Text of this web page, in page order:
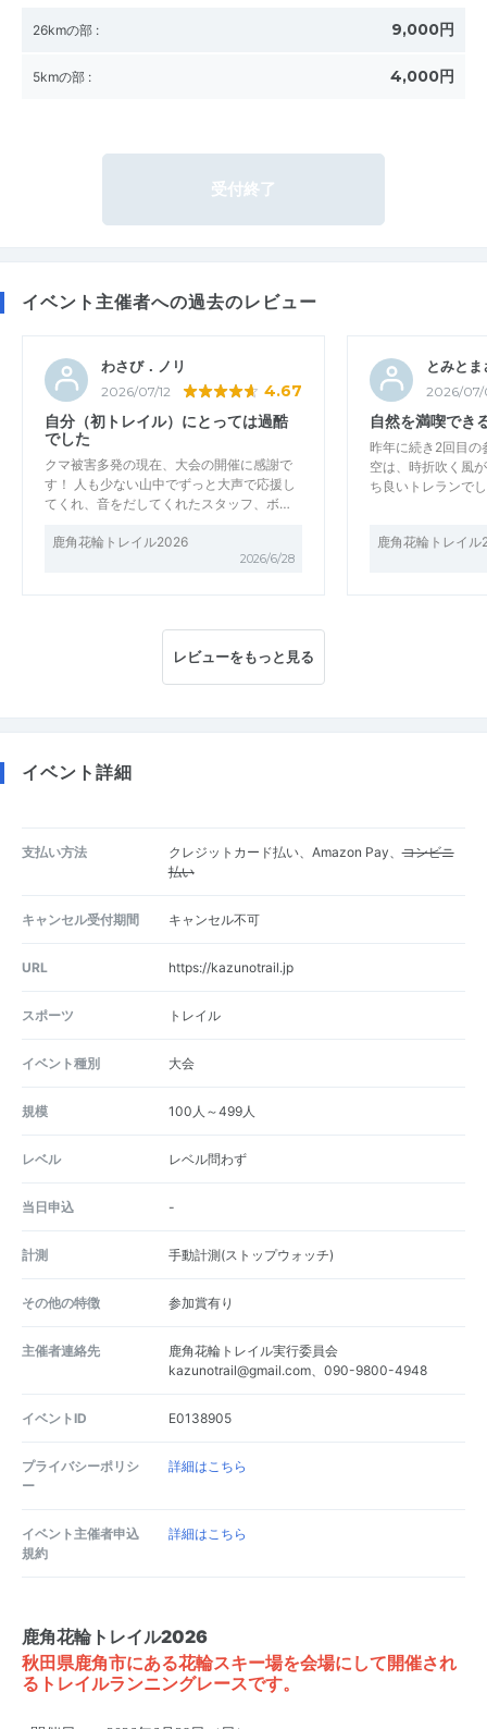
26kmの部 : 9,000円
5kmの部 : 4,000円
受付終了
イベント主催者への過去のレビュー
わさび．ノリ
2026/07/12 4.67
自分（初トレイル）にとっては過酷
でした
クマ被害多発の現在、大会の開催に感謝で
す！ 人も少ない山中でずっと大声で応援し
てくれ、音をだしてくれたスタッフ、ボ…
鹿角花輪トレイル2026
2026/6/28
とみとま
2026/07/
自然を満喫でき
昨年に続き2回目の
空は、時折吹く風
ち良いトレランで
鹿角花輪トレイル
レビューをもっと見る
イベント詳細
支払い方法 クレジットカード払い、Amazon Pay、コンビニ
払い
キャンセル受付期間 キャンセル不可
URL https://kazunotrail.jp
スポーツ トレイル
イベント種別 大会
規模 100人～499人
レベル レベル問わず
当日申込 -
計測 手動計測(ストップウォッチ)
その他の特徴 参加賞有り
主催者連絡先
鹿角花輪トレイル実行委員会
kazunotrail@gmail.com、090-9800-4948
イベントID E0138905
プライバシーポリシ
ー
詳細はこちら
イベント主催者申込
規約
詳細はこちら
鹿角花輪トレイル2026
秋田県鹿角市にある花輪スキー場を会場にして開催され
るトレイルランニングレースです。